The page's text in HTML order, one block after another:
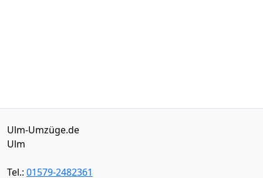
Ulm-Umzüge.de
Ulm
Tel.: 01579-2482361